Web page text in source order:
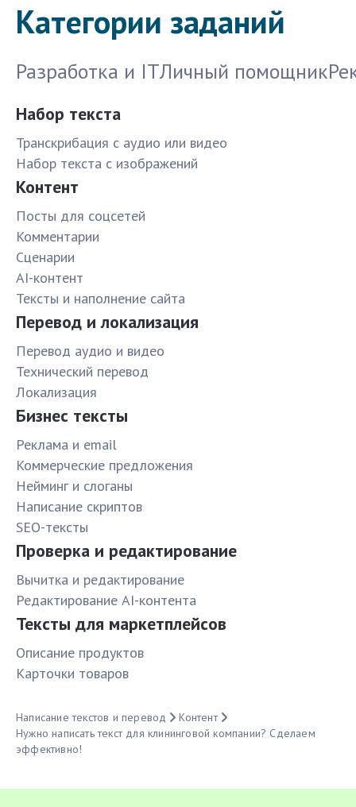
Категории заданий
Разработка и ITЛичный помощник
Набор текста
Транскрибация с аудио или видео
Набор текста с изображений
Контент
Посты для соцсетей
Комментарии
Сценарии
AI-контент
Тексты и наполнение сайта
Перевод и локализация
Перевод аудио и видео
Технический перевод
Локализация
Бизнес тексты
Реклама и email
Коммерческие предложения
Нейминг и слоганы
Написание скриптов
SEO-тексты
Проверка и редактирование
Вычитка и редактирование
Редактирование AI-контента
Тексты для маркетплейсов
Описание продуктов
Карточки товаров
Написание текстов и перевод
Контент
Нужно написать текст для клининговой компании? Сделаем
эффективно!